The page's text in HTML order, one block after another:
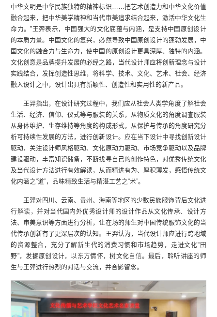
中华文明是中华民族独特的精神标识……把艺术创造力和中华文化价值
融合起来，把中华美学精神和当代审美追求结合起来，激活中华文化生
命力。”王羿表示，中国强大的文化底蕴与内涵，是支持中国原创设计
的本质力量。中国文化的复兴，必然导致中国原创设计的蓬勃发展，中
国文化的融合力与生命力，使中国的原创设计更具深厚、独特的内涵。
文化创意是品牌提升发展的必经之路，当代设计师应将创新理念与设计
实践结合，发挥创造性思维，将科学、技术、文化、艺术、社会、经济
融入设计之中，设计出具有新颖性、创造性和实用性的新产品。
王羿指出，在设计研究过程中，我们应从社会人类学角度了解社会
生活、经济、信仰、仪式等与服装的关系，从物质文化的角度调查服装
从身体维护、生存维持等角度的构成形式，从保护与传承的角度研究分
析可持续性发展的方法，进行创新设计。应在当下设计中寻找创新设计
驱动，关注设计师风格驱动、文化原动力驱动、市场竞争驱动以及品牌
建设驱动，丰富知识储备，不断找寻自己的创作特色，对优秀传统文化
及当代设计方法进行有效解读，从而精进有为、厚积薄发，感悟传统文
化内涵之“道”，品味精致生活与精湛工艺之“术”。
王羿对四川、云南、贵州、海南等地区的少数民族服饰背后文化进
行解读，并对当代国内外优秀设计师的设计作品从文化传承、设计方
法、审美意识等方面进行分析，让在场的师生对中国传统服饰文化的当
代传承创新有了更深层次的认知。王羿认为，当代设计师应进行跨地域
的资源整合，充分了解新生代的消费习惯和市场趋势，走进文化“田
野”，发掘原创设计，以东方情怀，树文化自信。最后，聆听讲座的师
生与王羿进行热烈的对话与交流，并合影留念。